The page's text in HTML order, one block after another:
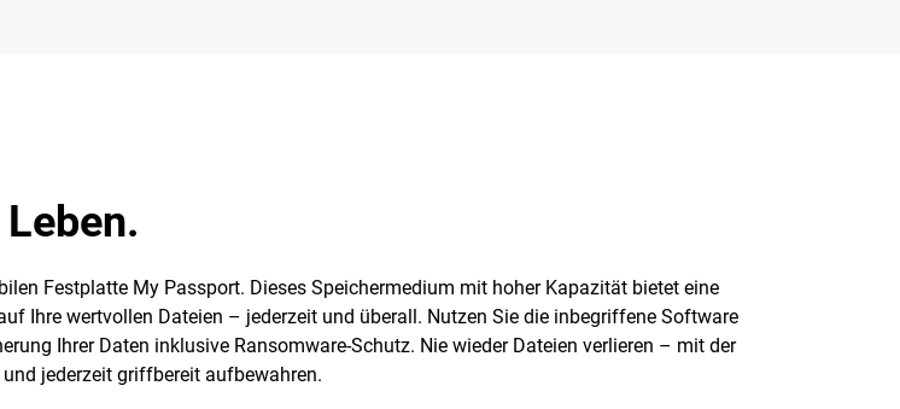
Festplatte My Passport. Dieses Speichermedium mit hoher Kapazität bietet eine
Ihre wertvollen Dateien – jederzeit und überall. Nutzen Sie die inbegriffene Software
Ihrer Daten inklusive Ransomware-Schutz. Nie wieder Dateien verlieren – mit der
jederzeit griffbereit aufbewahren.